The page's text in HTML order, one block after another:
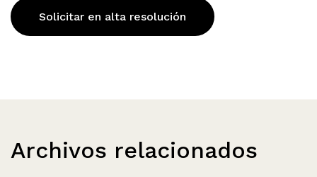
Solicitar en alta resolución
Archivos relacionados